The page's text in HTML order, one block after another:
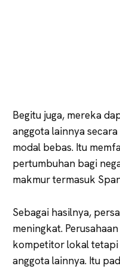
Begitu juga, mereka
anggota lainnya
modal bebas. Itu
pertumbuhan bagi
makmur termasuk
Sebagai hasilnya,
meningkat.
kompetitor lokal
anggota lainnya. Itu